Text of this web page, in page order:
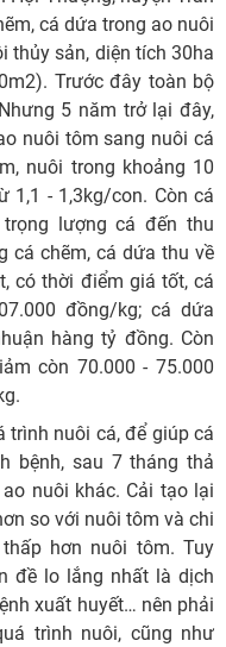
cá dứa trong ao nuôi
thủy sản, diện tích 30ha
Trước đây toàn bộ
5 năm trở lại đây,
nuôi tôm sang nuôi cá
nuôi trong khoảng 10
1,1 - 1,3kg/con. Còn cá
lượng cá đến thu
cá chẽm, cá dứa thu về
có thời điểm giá tốt, cá
đồng/kg; cá dứa
hàng tỷ đồng. Còn
còn 70.000 - 75.000
trình nuôi cá, để giúp cá
bệnh, sau 7 tháng thả
nuôi khác. Cải tạo lại
so với nuôi tôm và chi
hơn nuôi tôm. Tuy
đề lo lắng nhất là dịch
xuất huyết… nên phải
trình nuôi, cũng như